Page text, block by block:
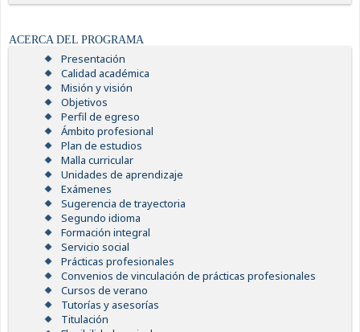
ACERCA DEL PROGRAMA
Presentación
Calidad académica
Misión y visión
Objetivos
Perfil de egreso
Ámbito profesional
Plan de estudios
Malla curricular
Unidades de aprendizaje
Exámenes
Sugerencia de trayectoria
Segundo idioma
Formación integral
Servicio social
Prácticas profesionales
Convenios de vinculación de prácticas profesionales
Cursos de verano
Tutorías y asesorías
Titulación